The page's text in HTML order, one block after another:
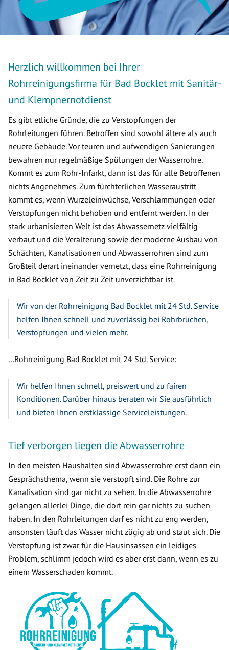
Herzlich willkommen bei Ihrer
Rohrreinigungsfirma für Bad Bocklet mit Sanitär-
und Klempnernotdienst
Es gibt etliche Gründe, die zu Verstopfungen der
Rohrleitungen führen. Betroffen sind sowohl ältere als auch
neuere Gebäude. Vor teuren und aufwendigen Sanierungen
bewahren nur regelmäßige Spülungen der Wasserrohre.
Kommt es zum Rohr-Infarkt, dann ist das für alle Betroffenen
nichts Angenehmes. Zum fürchterlichen Wasseraustritt
kommt es, wenn Wurzeleinwüchse, Verschlammungen oder
Verstopfungen nicht behoben und entfernt werden. In der
stark urbanisierten Welt ist das Abwassernetz vielfältig
verbaut und die Veralterung sowie der moderne Ausbau von
Schächten, Kanalisationen und Abwasserrohren sind zum
Großteil derart ineinander vernetzt, dass eine Rohrreinigung
in Bad Bocklet von Zeit zu Zeit unverzichtbar ist.
Wir von der Rohrreinigung Bad Bocklet mit 24 Std. Service
helfen Ihnen schnell und zuverlässig bei Rohrbrüchen,
Verstopfungen und vielen mehr.
…Rohrreinigung Bad Bocklet mit 24 Std. Service:
Wir helfen Ihnen schnell, preiswert und zu fairen
Konditionen. Darüber hinaus beraten wir Sie ausführlich
und bieten Ihnen erstklassige Serviceleistungen.
Tief verborgen liegen die Abwasserrohre
In den meisten Haushalten sind Abwasserrohre erst dann ein
Gesprächsthema, wenn sie verstopft sind. Die Rohre zur
Kanalisation sind gar nicht zu sehen. In die Abwasserrohre
gelangen allerlei Dinge, die dort rein gar nichts zu suchen
haben. In den Rohrleitungen darf es nicht zu eng werden,
ansonsten läuft das Wasser nicht zügig ab und staut sich. Die
Verstopfung ist zwar für die Hausinsassen ein leidiges
Problem, schlimm jedoch wird es aber erst dann, wenn es zu
einem Wasserschaden kommt.